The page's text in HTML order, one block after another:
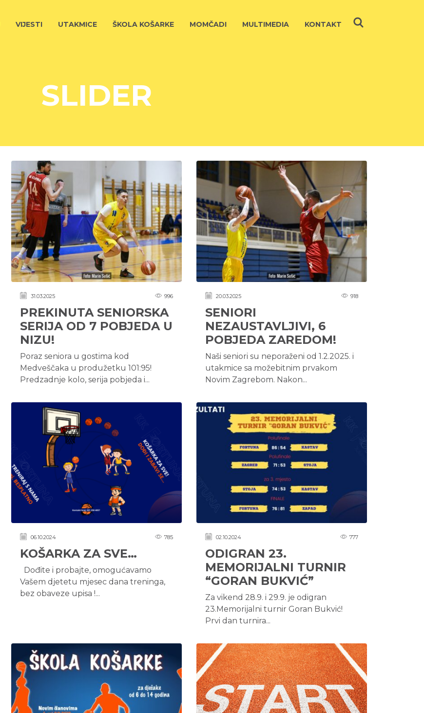
VIJESTI UTAKMICE ŠKOLA KOŠARKE MOMČADI MULTIMEDIA KONTAKT
SLIDER
31.03.2025 996
PREKINUTA SENIORSKA
SERIJA OD 7 POBJEDA U
NIZU!
Poraz seniora u gostima kod
Medveščaka u produžetku 101:95!
Predzadnje kolo, serija pobjeda i...
20.03.2025 918
SENIORI
NEZAUSTAVLJIVI, 6
POBJEDA ZAREDOM!
Naši seniori su neporaženi od 1.2.2025. i
utakmice sa možebitnim prvakom
Novim Zagrebom. Nakon...
06.10.2024 785
KOŠARKA ZA SVE…
Dođite i probajte, omogućavamo
Vašem djetetu mjesec dana treninga,
bez obaveze upisa !...
02.10.2024 777
ODIGRAN 23.
MEMORIJALNI TURNIR
“GORAN BUKVIĆ”
Za vikend 28.9. i 29.9. je odigran
23.Memorijalni turnir Goran Bukvić!
Prvi dan turnira...